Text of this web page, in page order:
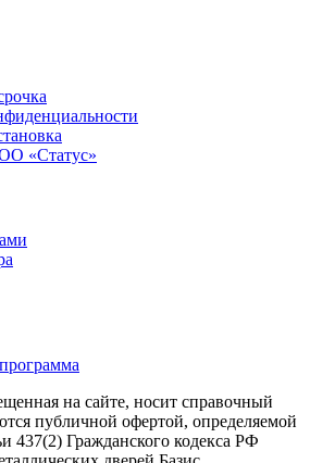
«Статус»
на сайте, носит справочный
публичной офертой, определяемой
437(2) Гражданского кодекса РФ